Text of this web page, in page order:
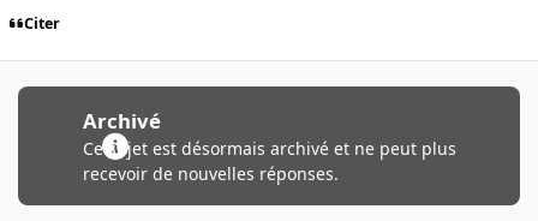
Citer
Archivé
Ce sujet est désormais archivé et ne peut plus
recevoir de nouvelles réponses.